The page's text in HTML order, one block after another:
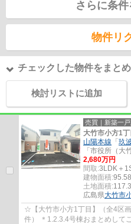
さらに条
物件リ
チェックした物件をまと
検討リストに追加
売買｜新築一戸
大竹市小方1
山陽本線 「 玖
「市役所（
2,680万円
間取:3LDK＋
建物面積:
土地面積:
広島県大竹市
☆【大竹市小方1丁目】（全4区
件） ＊1.2.3.4号棟おまとめしてご見学できま